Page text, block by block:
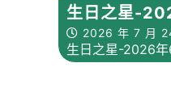
生日之星-
2026 年 7 月
生日之星-2026年